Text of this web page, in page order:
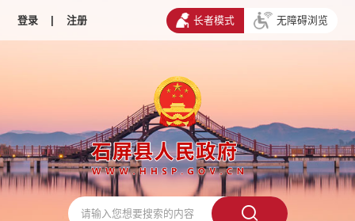
登录 | 注册 长者模式 无障碍浏览